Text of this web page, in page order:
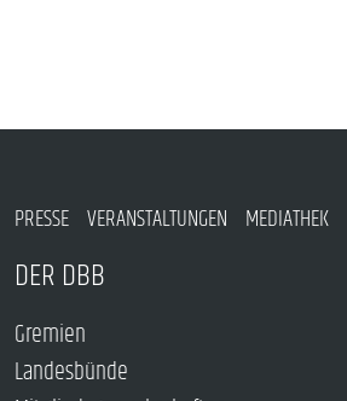
PRESSE VERANSTALTUNGEN MEDIATHEK
DER DBB
Gremien
Landesbünde